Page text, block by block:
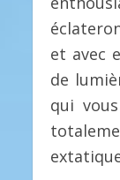
et avec
de
qui